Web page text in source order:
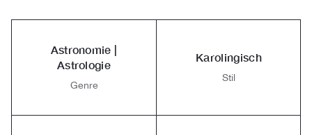
Astronomie |
Astrologie
Genre
Karolingisch
Stil